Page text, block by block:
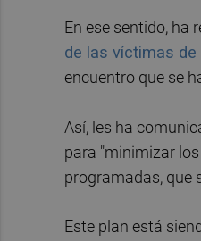
En ese sentido, ha
de las víctimas de
encuentro que se
Así, les ha
para "minimizar
programadas, que
Este plan está